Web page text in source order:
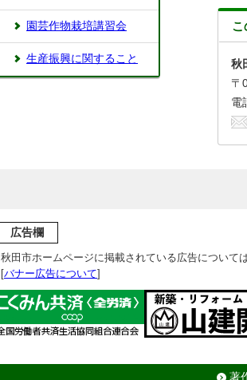
こ
秋
〒
電
園芸作物栽培講習会
生産振興に関すること
広告欄
秋田市ホームページに掲載されている広告について
[バナー広告について]
著